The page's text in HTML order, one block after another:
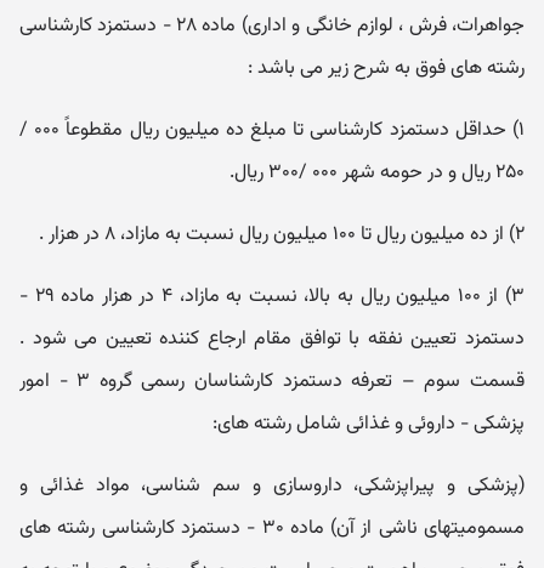
جواهرات، فرش ، لوازم خانگی و اداری) ماده ۲۸ - دستمزد کارشناسی
رشته های فوق به شرح زیر می باشد :
۱) حداقل دستمزد کارشناسی تا مبلغ ده میلیون ریال مقطوعاً ۰۰۰ /
۲۵۰ ریال و در حومه شهر ۰۰۰ /۳۰۰ ریال.
۲) از ده میلیون ریال تا ۱۰۰ میلیون ریال نسبت به مازاد، ۸ در هزار .
۳) از ۱۰۰ میلیون ریال به بالا، نسبت به مازاد، ۴ در هزار ماده ۲۹ -
دستمزد تعیین نفقه با توافق مقام ارجاع کننده تعیین می شود .
قسمت سوم – تعرفه دستمزد کارشناسان رسمی گروه ۳ - امور
پزشکی - داروئی و غذائی شامل رشته های:
(پزشکی و پیراپزشکی، داروسازی و سم شناسی، مواد غذائی و
مسمومیتهای ناشی از آن) ماده ۳۰ - دستمزد کارشناسی رشته های